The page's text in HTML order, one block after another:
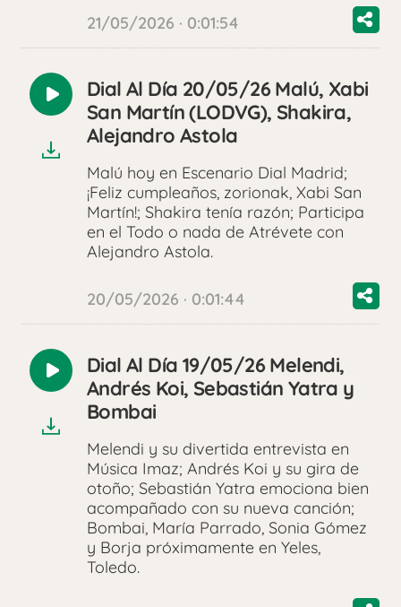
21/05/2026 · 0:01:54
Reproducir
audio
Dial Al Día 20/05/26 Malú, Xabi
San Martín (LODVG), Shakira,
Alejandro Astola
Malú hoy en Escenario Dial Madrid;
¡Feliz cumpleaños, zorionak, Xabi San
Martín!; Shakira tenía razón; Participa
en el Todo o nada de Atrévete con
Alejandro Astola.
20/05/2026 · 0:01:44
Reproducir
audio
Dial Al Día 19/05/26 Melendi,
Andrés Koi, Sebastián Yatra y
Bombai
Melendi y su divertida entrevista en
Música Imaz; Andrés Koi y su gira de
otoño; Sebastián Yatra emociona bien
acompañado con su nueva canción;
Bombai, María Parrado, Sonia Gómez
y Borja próximamente en Yeles,
Toledo.